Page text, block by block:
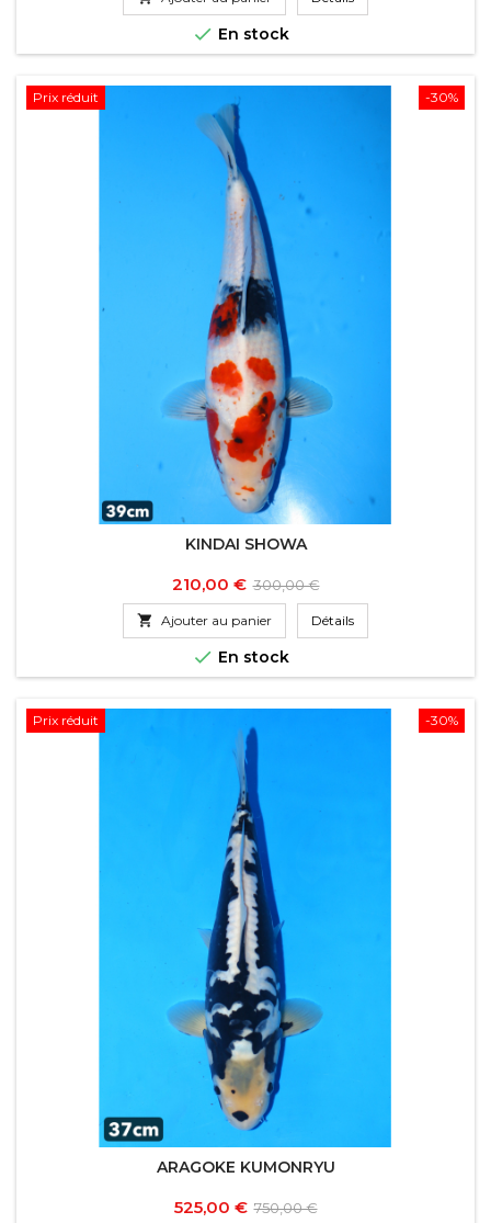
base
 En stock
-30%
Prix réduit
KINDAI SHOWA
Prix
210,00 € Prix
de
base
300,00 €
 Ajouter au panier Détails
 En stock
-30%
Prix réduit
ARAGOKE KUMONRYU
Prix
525,00 € Prix
750,00 €